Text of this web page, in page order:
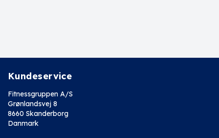
Kundeservice
Fitnessgruppen A/S
Grønlandsvej 8
8660 Skanderborg
Danmark